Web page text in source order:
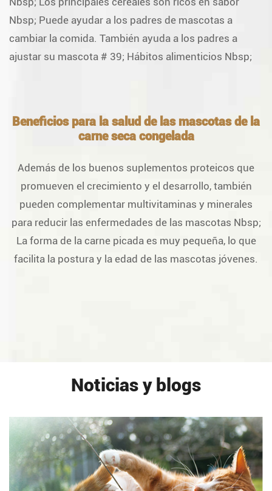
Nbsp; Puede ayudar a los padres de mascotas a
cambiar la comida. También ayuda a los padres a
ajustar su mascota # 39; Hábitos alimenticios Nbsp;
Beneficios para la salud de las mascotas de la
carne seca congelada
Además de los buenos suplementos proteicos que
promueven el crecimiento y el desarrollo, también
pueden complementar multivitaminas y minerales
para reducir las enfermedades de las mascotas Nbsp;
La forma de la carne picada es muy pequeña, lo que
facilita la postura y la edad de las mascotas jóvenes.
Noticias y blogs